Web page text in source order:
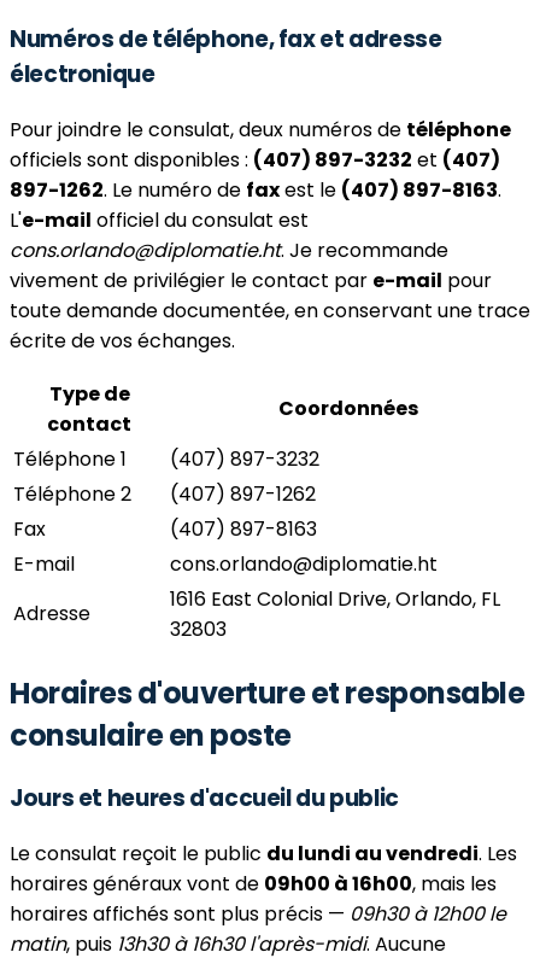
Numéros de téléphone, fax et adresse
électronique
Pour joindre le consulat, deux numéros de téléphone
officiels sont disponibles : (407) 897-3232 et (407)
897-1262. Le numéro de faxest le (407) 897-8163.
L'e-mail officiel du consulat est
cons.orlando@diplomatie.ht. Je recommande
vivement de privilégier le contact par e-mail pour
toute demande documentée, en conservant une trace
écrite de vos échanges.
Type de
contact
Coordonnées
Téléphone 1
(407) 897-3232
Téléphone 2
(407) 897-1262
Fax
(407) 897-8163
E-mail
cons.orlando@diplomatie.ht
Adresse
1616 East Colonial Drive, Orlando, FL
32803
Horaires d'ouverture et responsable
consulaire en poste
Jours et heures d'accueil du public
Le consulat reçoit le public du lundi au vendredi. Les
horaires généraux vont de 09h00 à 16h00, mais les
horaires affichés sont plus précis — 09h30 à 12h00 le
matin, puis 13h30 à 16h30 l'après-midi. Aucune